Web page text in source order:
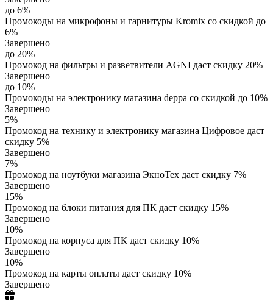
до 6%
Промокоды на микрофоны и гарнитуры Kromix со скидкой до
6%
Завершено
до 20%
Промокод на фильтры и разветвители AGNI даст скидку 20%
Завершено
до 10%
Промокоды на электронику магазина deppa со скидкой до 10%
Завершено
5%
Промокод на технику и электронику магазина Цифровое даст
скидку 5%
Завершено
7%
Промокод на ноутбуки магазина ЭкноТех даст скидку 7%
Завершено
15%
Промокод на блоки питания для ПК даст скидку 15%
Завершено
10%
Промокод на корпуса для ПК даст скидку 10%
Завершено
10%
Промокод на карты оплаты даст скидку 10%
Завершено